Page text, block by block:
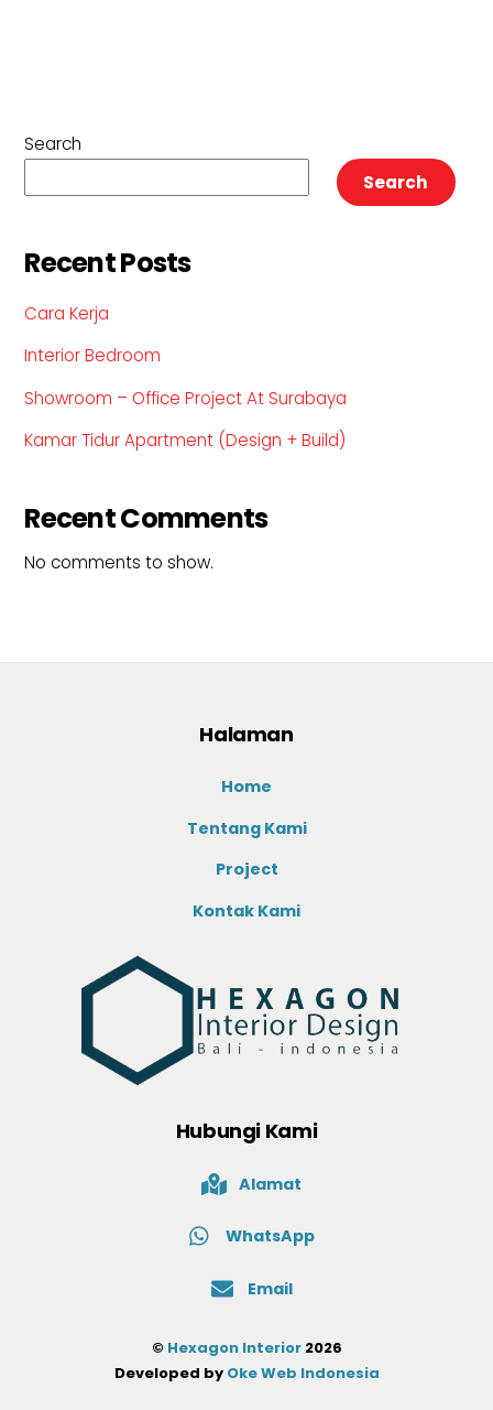
Search
Search
Recent Posts
Cara Kerja
Interior Bedroom
Showroom – Office Project At Surabaya
Kamar Tidur Apartment (Design + Build)
Recent Comments
No comments to show.
Halaman
Home
Tentang Kami
Project
Kontak Kami
Hubungi Kami
Alamat
WhatsApp
Email
© Hexagon Interior2026
Developed by Oke Web Indonesia